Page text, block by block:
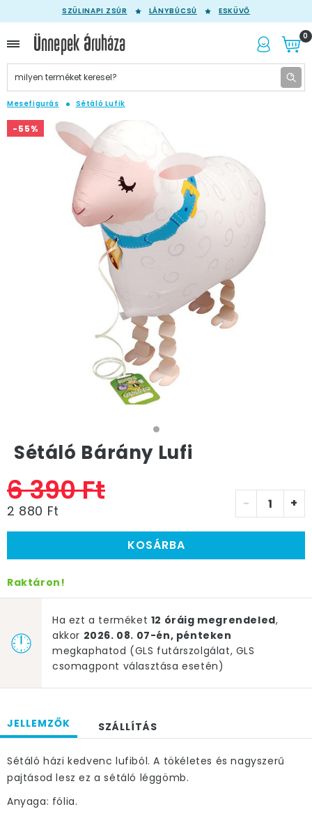
SZÜLINAPI ZSÚR LÁNYBÚCSÚ ESKÜVŐ
0
Mesefigurás Sétáló Lufik
-55%
Sétáló Bárány Lufi
6 390 Ft
2 880 Ft - +
KOSÁRBA
Raktáron!
Ha ezt a terméket 12 óráig megrendeled,
akkor 2026. 08. 07-én, pénteken
megkaphatod (GLS futárszolgálat, GLS
csomagpont választása esetén)
JELLEMZŐK SZÁLLÍTÁS
Sétáló házi kedvenc lufiból. A tökéletes és nagyszerű
pajtásod lesz ez a sétáló léggömb.
Anyaga: fólia.